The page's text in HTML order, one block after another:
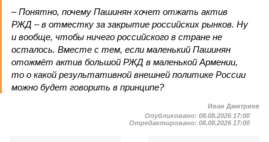
– Понятно, почему Пашинян хочет отжать актив
РЖД – в отместку за закрытие российских рынков. Ну
и вообще, чтобы ничего российского в стране не
осталось. Вместе с тем, если маленький Пашинян
отожмёт актив большой РЖД в маленькой Армении,
то о какой результативной внешней политике России
можно будет говорить в принципе?
Иван Дмитриев
Опубликовано: 08.08.2026 17:00
Отредактировано: 08.08.2026 17:00